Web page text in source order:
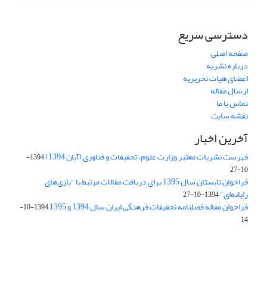
دسترسی سریع
صفحه اصلی
درباره نشریه
اعضای هیات تحریریه
ارسال مقاله
تماس با ما
نقشه سایت
آخرین اخبار
فهرست نشریات معتبر وزارت علوم، تحقیقات و فناوری (آبان 1394)
1394-
10-27
فراخوان تابستان سال 1395 برای دریافت مقالات مرتبط با "بازی‌های
رایانه‌ای"1394-10-27
فراخوان مقاله فصلنامه تحقیقات فرهنگی ایران سال 1394 و 1395
1394-10-
14